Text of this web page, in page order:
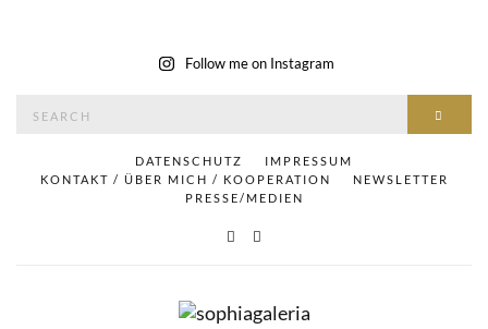
Follow me on Instagram
DATENSCHUTZ
IMPRESSUM
KONTAKT / ÜBER MICH / KOOPERATION
NEWSLETTER
PRESSE/MEDIEN